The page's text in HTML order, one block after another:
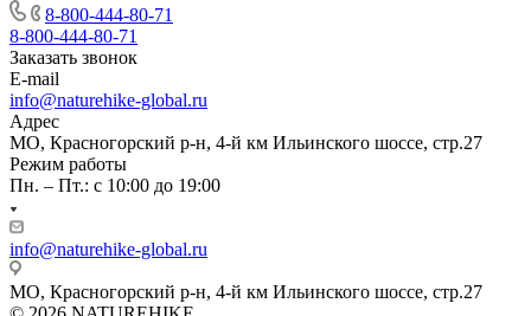
8-800-444-80-71
8-800-444-80-71
Заказать звонок
E-mail
info@naturehike-global.ru
Адрес
МО, Красногорский р-н, 4-й км Ильинского шоссе, стр.27
Режим работы
Пн. – Пт.: с 10:00 до 19:00
info@naturehike-global.ru
МО, Красногорский р-н, 4-й км Ильинского шоссе, стр.27